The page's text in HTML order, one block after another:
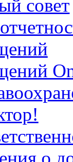
совет
о